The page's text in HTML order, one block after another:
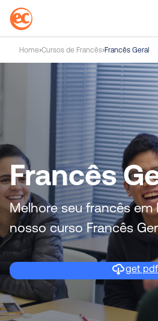
c
o
n
o
Home Cursos de Francês Francês Geral
Francês
Melhore seu francês
nosso curso Francês
get pdf